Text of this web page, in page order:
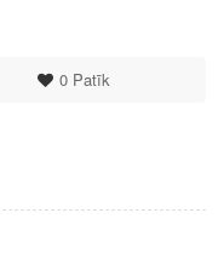
0Patīk